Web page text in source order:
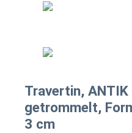
Travertin, ANTIK
getrommelt,
3 cm